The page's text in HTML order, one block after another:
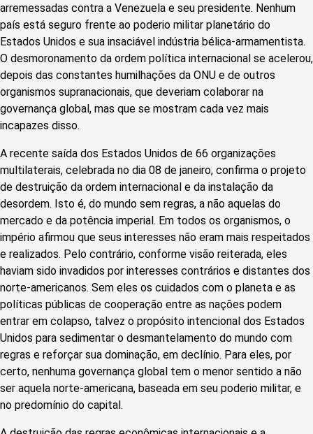
arremessadas contra a Venezuela e seu presidente. Nenhum
país está seguro frente ao poderio militar planetário do
Estados Unidos e sua insaciável indústria bélica-armamentista.
O desmoronamento da ordem política internacional se acelerou,
depois das constantes humilhações da ONU e de outros
organismos supranacionais, que deveriam colaborar na
governança global, mas que se mostram cada vez mais
incapazes disso.
A recente saída dos Estados Unidos de 66 organizações
multilaterais, celebrada no dia 08 de janeiro, confirma o projeto
de destruição da ordem internacional e da instalação da
desordem. Isto é, do mundo sem regras, a não aquelas do
mercado e da potência imperial. Em todos os organismos, o
império afirmou que seus interesses não eram mais respeitados
e realizados. Pelo contrário, conforme visão reiterada, eles
haviam sido invadidos por interesses contrários e distantes dos
norte-americanos. Sem eles os cuidados com o planeta e as
políticas públicas de cooperação entre as nações podem
entrar em colapso, talvez o propósito intencional dos Estados
Unidos para sedimentar o desmantelamento do mundo com
regras e reforçar sua dominação, em declínio. Para eles, por
certo, nenhuma governança global tem o menor sentido a não
ser aquela norte-americana, baseada em seu poderio militar, e
no predomínio do capital.